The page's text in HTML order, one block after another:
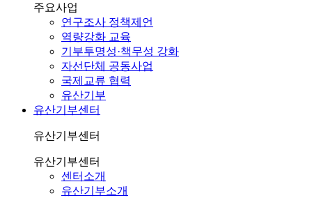
주요사업
연구조사 정책제언
역량강화 교육
기부투명성·책무성 강화
자선단체 공동사업
국제교류 협력
유산기부
유산기부센터
유산기부센터
유산기부센터
센터소개
유산기부소개